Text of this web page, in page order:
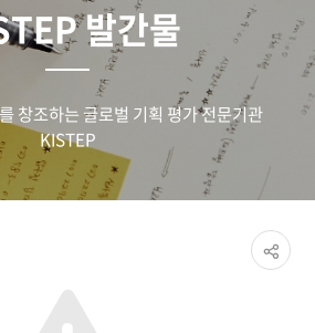
발간물
창조하는 글로벌 기획 평가 전문기관
KISTEP
페이지